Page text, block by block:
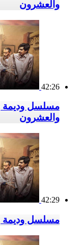
والعشرون
42:26
والعشرون
42:29
مسلسل وديمة وحليمة 4